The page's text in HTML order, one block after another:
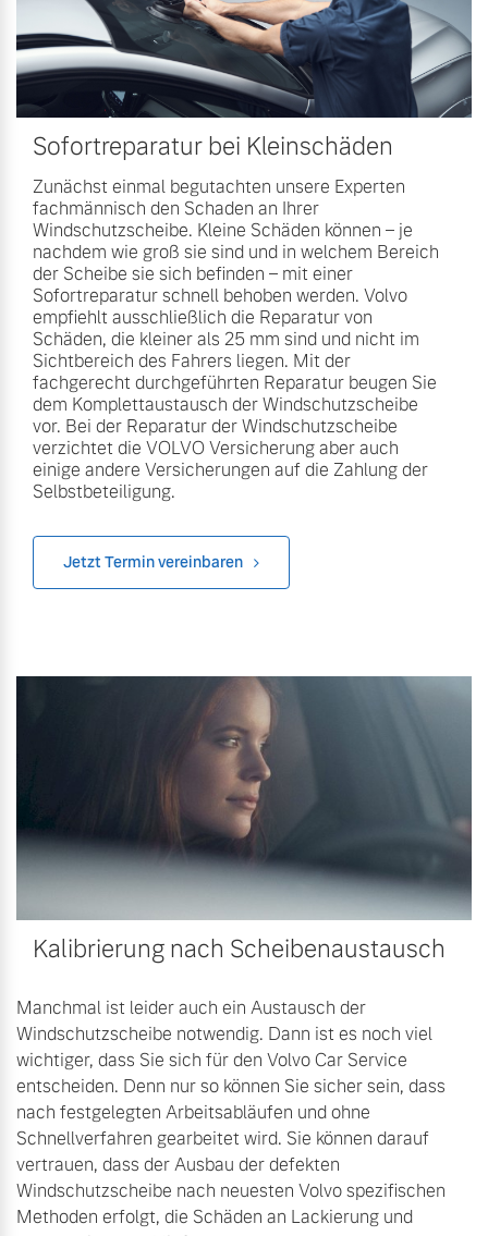
Volvo Selekt
Gebrauchtwagen
Die Neuwagenalternative
Mehr erfahren
Editionsmodelle
Jetzt kennenlernen
Mehr erfahren
Frühjahrscheck
Entdecken Sie unsere
saisonalen Angebote.
Mehr erfahren
Finanzierung & Leasing
Versicherung
Sofortreparatur bei Kleinschäden
Zunächst einmal begutachten unsere Experten
fachmännisch den Schaden an Ihrer
Windschutzscheibe. Kleine Schäden können – je
nachdem wie groß sie sind und in welchem Bereich
der Scheibe sie sich befinden – mit einer
Sofortreparatur schnell behoben werden. Volvo
empfiehlt ausschließlich die Reparatur von
Schäden, die kleiner als 25 mm sind und nicht im
Sichtbereich des Fahrers liegen. Mit der
fachgerecht durchgeführten Reparatur beugen Sie
dem Komplettaustausch der Windschutzscheibe
vor. Bei der Reparatur der Windschutzscheibe
verzichtet die VOLVO Versicherung aber auch
einige andere Versicherungen auf die Zahlung der
Selbstbeteiligung.
Jetzt Termin vereinbaren
Kalibrierung nach Scheibenaustausch
Manchmal ist leider auch ein Austausch der
Windschutzscheibe notwendig. Dann ist es noch viel
wichtiger, dass Sie sich für den Volvo Car Service
entscheiden. Denn nur so können Sie sicher sein, dass
nach festgelegten Arbeitsabläufen und ohne
Schnellverfahren gearbeitet wird. Sie können darauf
vertrauen, dass der Ausbau der defekten
Windschutzscheibe nach neuesten Volvo spezifischen
Methoden erfolgt, die Schäden an Lackierung und